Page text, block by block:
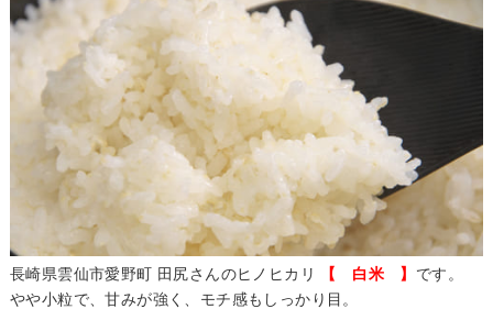
長崎県雲仙市愛野町 田尻さんのヒノヒカリ 【 白米 】 です。
やや小粒で、甘みが強く、モチ感もしっかり目。